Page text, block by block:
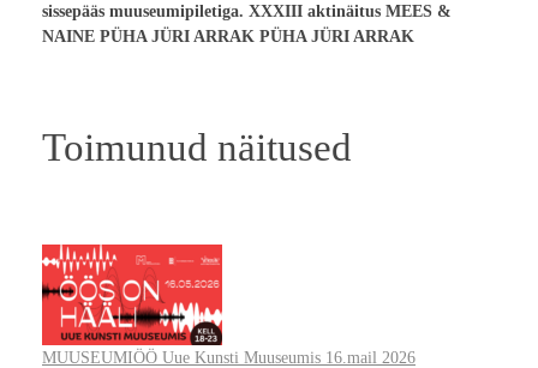
sissepääs muuseumipiletiga. XXXIII aktinäitus MEES &
NAINE PÜHA JÜRI ARRAK PÜHA JÜRI ARRAK
Toimunud näitused
MUUSEUMIÖÖ Uue Kunsti Muuseumis 16.mail 2026